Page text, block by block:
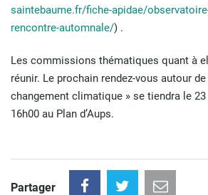
saintebaume.fr/fiche-apidae/
rencontre-automnale/) .
Les commissions thématiques quant à
réunir. Le prochain rendez-vous autour de
changement climatique » se tiendra le
16h00 au Plan d’Aups.
Partager